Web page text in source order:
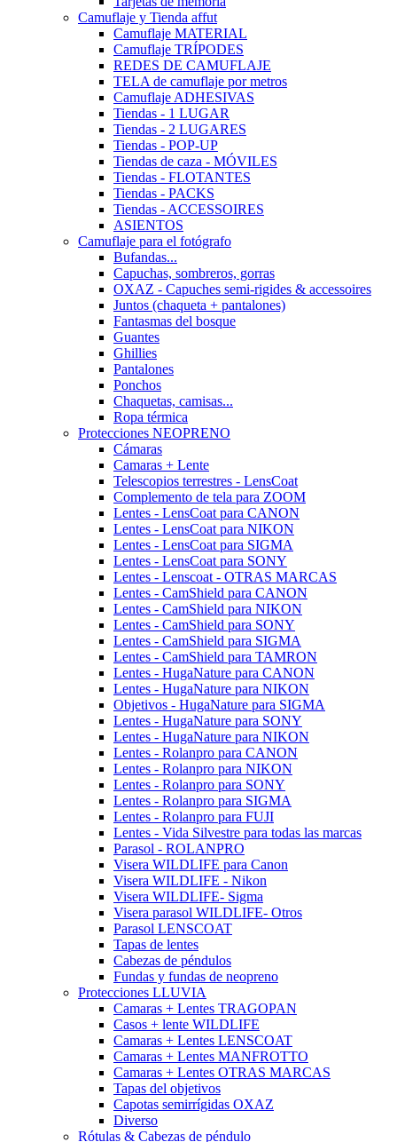
Camuflaje y Tienda affut
Camuflaje MATERIAL
Camuflaje TRÍPODES
REDES DE CAMUFLAJE
TELA de camuflaje por metros
Camuflaje ADHESIVAS
Tiendas - 1 LUGAR
Tiendas - 2 LUGARES
Tiendas - POP-UP
Tiendas de caza - MÓVILES
Tiendas - FLOTANTES
Tiendas - PACKS
Tiendas - ACCESSOIRES
ASIENTOS
Camuflaje para el fotógrafo
Bufandas...
Capuchas, sombreros, gorras
OXAZ - Capuches semi-rigides & accessoires
Juntos (chaqueta + pantalones)
Fantasmas del bosque
Guantes
Ghillies
Pantalones
Ponchos
Chaquetas, camisas...
Ropa térmica
Protecciones NEOPRENO
Cámaras
Camaras + Lente
Telescopios terrestres - LensCoat
Complemento de tela para ZOOM
Lentes - LensCoat para CANON
Lentes - LensCoat para NIKON
Lentes - LensCoat para SIGMA
Lentes - LensCoat para SONY
Lentes - Lenscoat - OTRAS MARCAS
Lentes - CamShield para CANON
Lentes - CamShield para NIKON
Lentes - CamShield para SONY
Lentes - CamShield para SIGMA
Lentes - CamShield para TAMRON
Lentes - HugaNature para CANON
Lentes - HugaNature para NIKON
Objetivos - HugaNature para SIGMA
Lentes - HugaNature para SONY
Lentes - HugaNature para NIKON
Lentes - Rolanpro para CANON
Lentes - Rolanpro para NIKON
Lentes - Rolanpro para SONY
Lentes - Rolanpro para SIGMA
Lentes - Rolanpro para FUJI
Lentes - Vida Silvestre para todas las marcas
Parasol - ROLANPRO
Visera WILDLIFE para Canon
Visera WILDLIFE - Nikon
Visera WILDLIFE- Sigma
Visera parasol WILDLIFE- Otros
Parasol LENSCOAT
Tapas de lentes
Cabezas de péndulos
Fundas y fundas de neopreno
Protecciones LLUVIA
Camaras + Lentes TRAGOPAN
Casos + lente WILDLIFE
Camaras + Lentes LENSCOAT
Camaras + Lentes MANFROTTO
Camaras + Lentes OTRAS MARCAS
Tapas del objetivos
Capotas semirrígidas OXAZ
Diverso
Rótulas & Cabezas de péndulo